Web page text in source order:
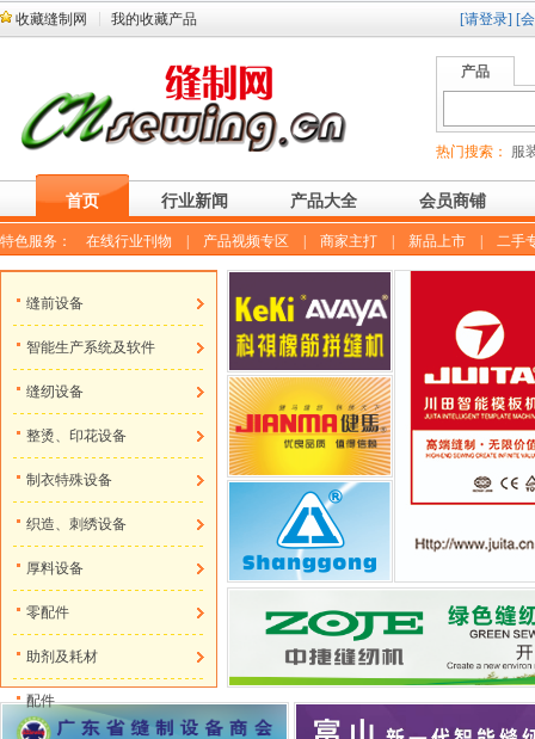
收藏缝制网 我的收藏产品 [请登录] [
产品
热门搜索： 服
首页 行业新闻 产品大全 会员商铺
特色服务： 在线行业刊物 产品视频专区 商家主打 新品上市 二手
缝前设备
智能生产系统及软件
缝纫设备
整烫、印花设备
制衣特殊设备
织造、刺绣设备
厚料设备
零配件
助剂及耗材
配件